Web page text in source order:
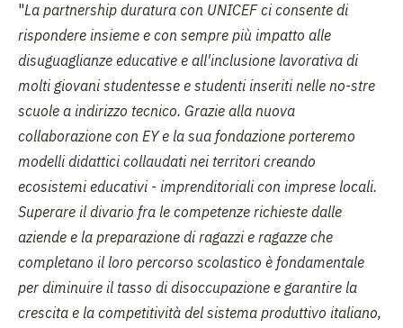
"La partnership duratura con UNICEF ci consente di
rispondere insieme e con sempre più impatto alle
disuguaglianze educative e all'inclusione lavorativa di
molti giovani studentesse e studenti inseriti nelle no-stre
scuole a indirizzo tecnico. Grazie alla nuova
collaborazione con EY e la sua fondazione porteremo
modelli didattici collaudati nei territori creando
ecosistemi educativi - imprenditoriali con imprese locali.
Superare il divario fra le competenze richieste dalle
aziende e la preparazione di ragazzi e ragazze che
completano il loro percorso scolastico è fondamentale
per diminuire il tasso di disoccupazione e garantire la
crescita e la competitività del sistema produttivo italiano,